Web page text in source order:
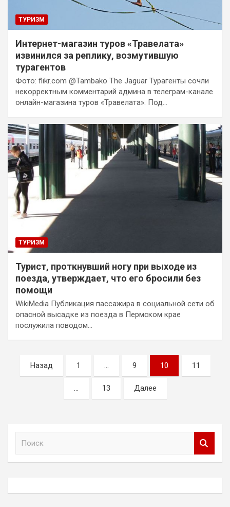
ТУРИЗМ
Интернет-магазин туров «Травелата»
извинился за реплику, возмутившую
турагентов
Фото: flikr.com @Tambako The Jaguar Турагенты сочли
некорректным комментарий админа в телеграм-канале
онлайн-магазина туров «Травелата». Под…
ТУРИЗМ
Турист, проткнувший ногу при выходе из
поезда, утверждает, что его бросили без
помощи
WikiMedia Публикация пассажира в социальной сети об
опасной высадке из поезда в Пермском крае
послужила поводом…
Пагинация
записей
Назад 1 … 9 10 11
… 13 Далее